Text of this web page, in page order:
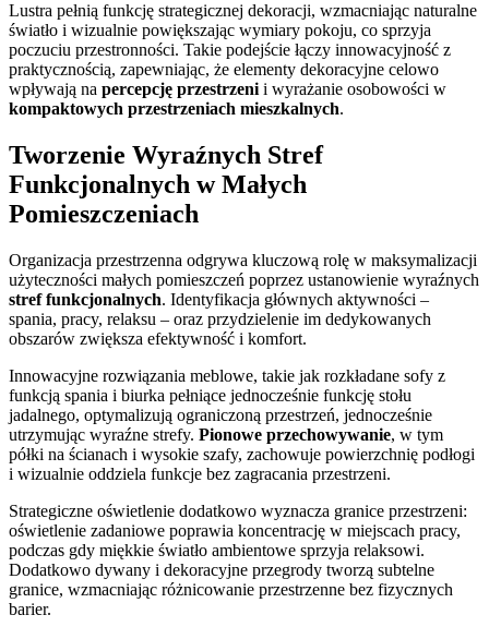
Lustra pełnią funkcję strategicznej dekoracji, wzmacniając naturalne
światło i wizualnie powiększając wymiary pokoju, co sprzyja
poczuciu przestronności. Takie podejście łączy innowacyjność z
praktycznością, zapewniając, że elementy dekoracyjne celowo
wpływają na percepcję przestrzeni i wyrażanie osobowości w
kompaktowych przestrzeniach mieszkalnych.
Tworzenie Wyraźnych Stref
Funkcjonalnych w Małych
Pomieszczeniach
Organizacja przestrzenna odgrywa kluczową rolę w maksymalizacji
użyteczności małych pomieszczeń poprzez ustanowienie wyraźnych
stref funkcjonalnych. Identyfikacja głównych aktywności –
spania, pracy, relaksu – oraz przydzielenie im dedykowanych
obszarów zwiększa efektywność i komfort.
Innowacyjne rozwiązania meblowe, takie jak rozkładane sofy z
funkcją spania i biurka pełniące jednocześnie funkcję stołu
jadalnego, optymalizują ograniczoną przestrzeń, jednocześnie
utrzymując wyraźne strefy. Pionowe przechowywanie, w tym
półki na ścianach i wysokie szafy, zachowuje powierzchnię podłogi
i wizualnie oddziela funkcje bez zagracania przestrzeni.
Strategiczne oświetlenie dodatkowo wyznacza granice przestrzeni:
oświetlenie zadaniowe poprawia koncentrację w miejscach pracy,
podczas gdy miękkie światło ambientowe sprzyja relaksowi.
Dodatkowo dywany i dekoracyjne przegrody tworzą subtelne
granice, wzmacniając różnicowanie przestrzenne bez fizycznych
barier.